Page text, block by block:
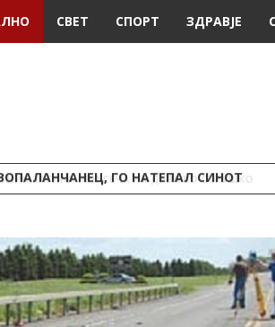
СВЕТ СПОРТ ЗДРАВЈЕ
ГО НАТЕПАЛ СИНОТ